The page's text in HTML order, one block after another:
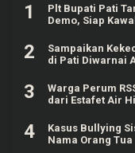
1
Plt Bupati Pati
Demo, Siap
2
Sampaikan
di Pati Diwarnai
3
Warga Perum
dari Estafet Air
4
Kasus Bullying
Nama Orang Tua